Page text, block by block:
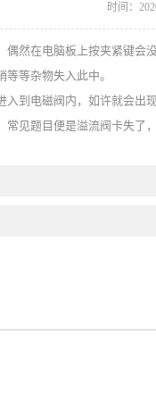
时间：
然在电脑板上按夹紧键
等杂物失入此中。
电磁阀内，如许就会出
题目便是溢流阀卡失了，